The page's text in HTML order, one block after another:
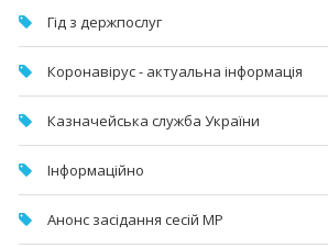
Гід з держпослуг
Коронавірус - актуальна інформація
Казначейська служба України
Інформаційно
Анонс засідання сесій МР